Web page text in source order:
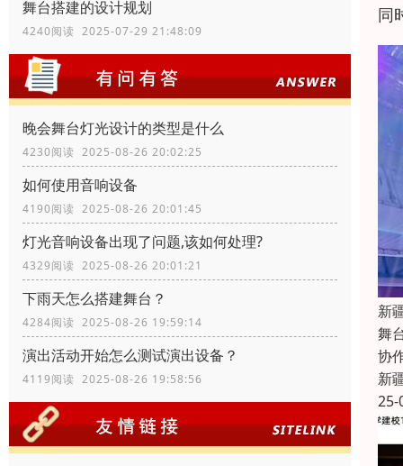
舞台搭建的设计规划
4240阅读 2025-07-29 21:48:09
晚会舞台灯光设计的类型是什么
4230阅读 2025-08-26 20:02:25
如何使用音响设备
4190阅读 2025-08-26 20:01:45
灯光音响设备出现了问题,该如何处理?
4329阅读 2025-08-26 20:01:21
下雨天怎么搭建舞台？
4284阅读 2025-08-26 19:59:14
演出活动开始怎么测试演出设备？
4119阅读 2025-08-26 19:58:56
同
新
舞
协
新
25-